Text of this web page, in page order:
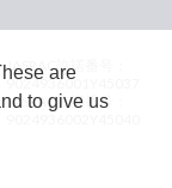
JASRAC許諾番号：
9024936001Y45037
JASRAC許諾番号：
are
to give us